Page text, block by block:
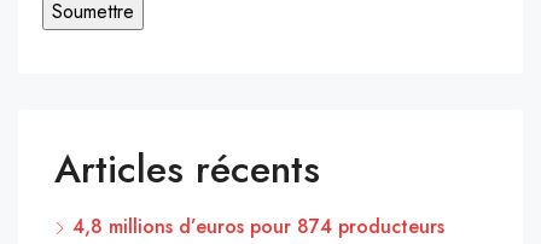
Articles récents
4,8 millions d’euros pour 874 producteurs